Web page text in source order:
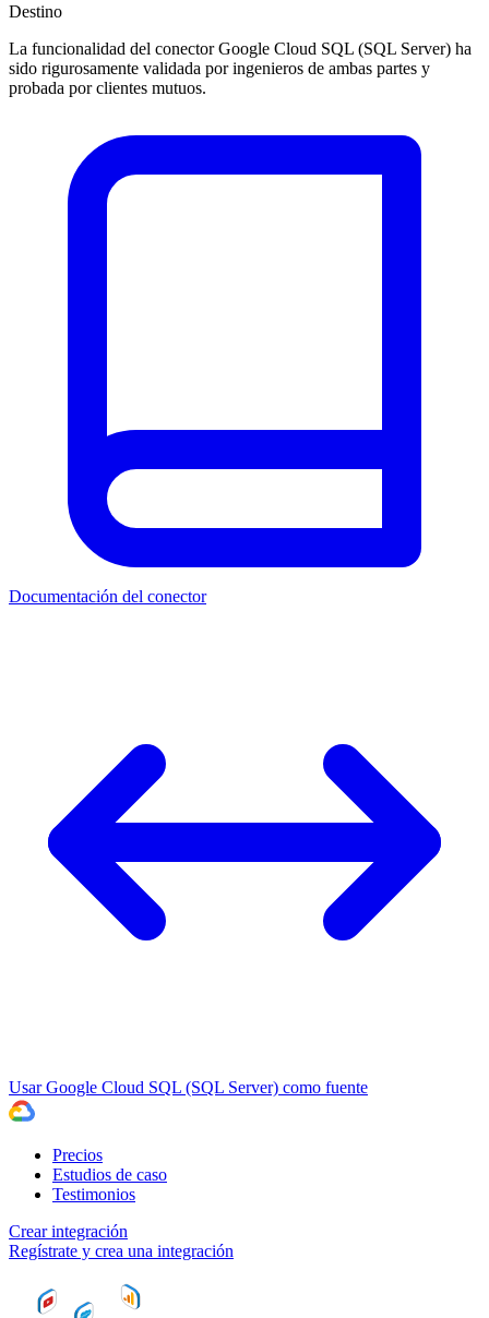
Destino
La funcionalidad del conector Google Cloud SQL (SQL Server) ha
sido rigurosamente validada por ingenieros de ambas partes y
probada por clientes mutuos.
Documentación del conector
Usar Google Cloud SQL (SQL Server) como fuente
Precios
Estudios de caso
Testimonios
Crear integración
Regístrate y crea una integración